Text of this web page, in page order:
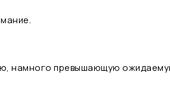
намного превышающую